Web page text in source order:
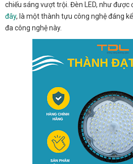
chiếu sáng vượt trội. Đèn LED, như được
đây, là một thành tựu công nghệ đáng
đa công nghệ này.